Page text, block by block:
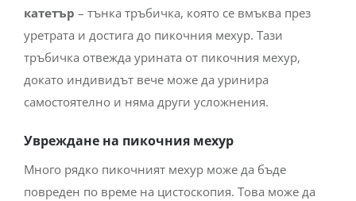
катетър – тънка тръбичка, която се вмъква през
уретрата и достига до пикочния мехур. Тази
тръбичка отвежда урината от пикочния мехур,
докато индивидът вече може да уринира
самостоятелно и няма други усложнения.
Увреждане на пикочния мехур
Много рядко пикочният мехур може да бъде
повреден по време на цистоскопия. Това може да